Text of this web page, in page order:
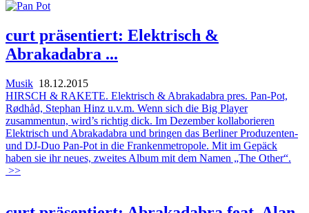
curt präsentiert: Elektrisch &
Abrakadabra ...
Musik 18.12.2015
HIRSCH & RAKETE. Elektrisch & Abrakadabra pres. Pan-Pot,
Rødhåd, Stephan Hinz u.v.m. Wenn sich die Big Player
zusammentun, wird’s richtig dick. Im Dezember kollaborieren
Elektrisch und Abrakadabra und bringen das Berliner Produzenten-
und DJ-Duo Pan-Pot in die Frankenmetropole. Mit im Gepäck
haben sie ihr neues, zweites Album mit dem Namen „The Other“.
>>